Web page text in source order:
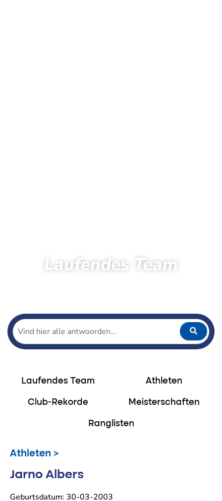
Laufendes Team
Laufendes Team Athleten
Club-Rekorde Meisterschaften
Ranglisten
Athleten >
Jarno Albers
Geburtsdatum: 30-03-2003